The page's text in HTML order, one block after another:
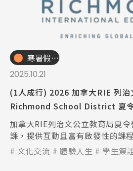
Latest News
Program
SEC 知識庫
寒暑假遊學團
2025.10.21
(1人成行) 2026 加拿大RIE 列治
Richmond School District 夏
加拿大RIE列治文公立教育局夏
課，提供互動且富有啟發性的課
同時，探索美麗的大溫哥華地區
技巧，是暑假充實學習的最佳選擇
文化交流 體驗人生 學生簽